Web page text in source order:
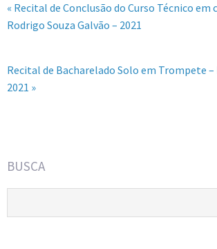
« Recital de Conclusão do Curso Técnico em
Rodrigo Souza Galvão – 2021
Recital de Bacharelado Solo em Trompete –
2021 »
BUSCA